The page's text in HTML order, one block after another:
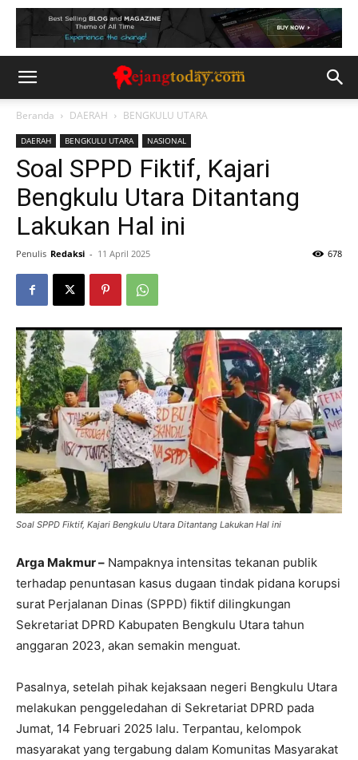
Beranda DAERAH BENGKULU UTARA
DAERAH BENGKULU UTARA NASIONAL
Soal SPPD Fiktif, Kajari
Bengkulu Utara Ditantang
Lakukan Hal ini
Penulis Redaksi - 11 April 2025 678
Soal SPPD Fiktif, Kajari Bengkulu Utara Ditantang Lakukan Hal ini
Arga Makmur – Nampaknya intensitas tekanan publik
terhadap penuntasan kasus dugaan tindak pidana korupsi
surat Perjalanan Dinas (SPPD) fiktif dilingkungan
Sekretariat DPRD Kabupaten Bengkulu Utara tahun
anggaran 2023, akan semakin menguat.
Pasalnya, setelah pihak kejaksaan negeri Bengkulu Utara
melakukan penggeledahan di Sekretariat DPRD pada
Jumat, 14 Februari 2025 lalu. Terpantau, kelompok
masyarakat yang tergabung dalam Komunitas Masyarakat